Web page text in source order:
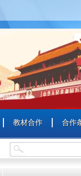
教材合作 合作